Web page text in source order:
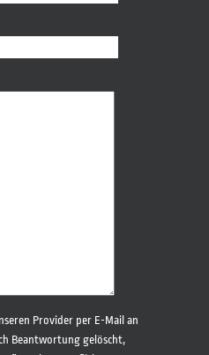
Provider per E-Mail an
Beantwortung gelöscht,